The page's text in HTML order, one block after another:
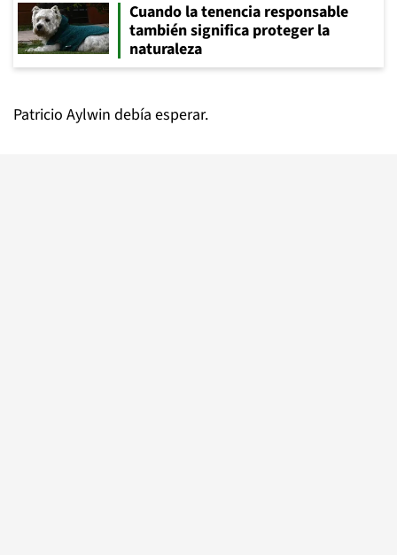
Cuando la tenencia responsable
también significa proteger la
naturaleza
Patricio Aylwin debía esperar.